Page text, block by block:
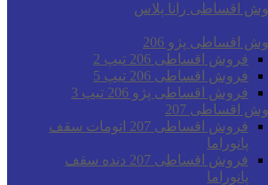
اقساطی رانا پلاس
اقساطی پژو 206
فروش اقساطی 206 تیپ 2
فروش اقساطی 206 تیپ 5
فروش اقساطی پژو 206 تیپ 3
اقساطی 207
فروش اقساطی 207 اتومات سقف
پانوراما
فروش اقساطی 207 دنده سقف
پانوراما